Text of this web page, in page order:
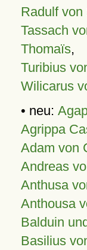
Radulf von
Tassach
Thomaïs,
Turibius
Wilicarus
• neu:
Agrippa
Adam von
Andreas
Anthusa
Anthousa
Balduin
Basilius